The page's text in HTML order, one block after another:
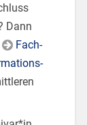
Dann
Fach­